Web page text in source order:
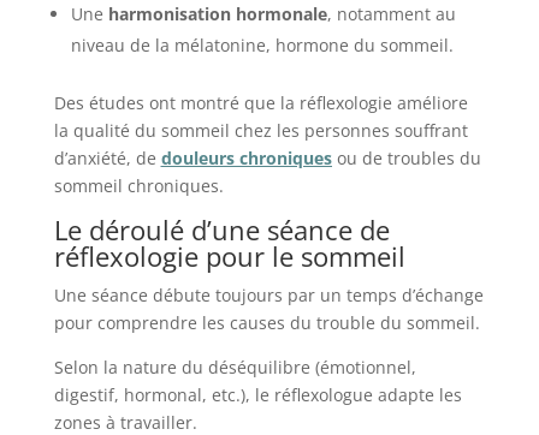
Une harmonisation hormonale, notamment au
niveau de la mélatonine, hormone du sommeil.
Des études ont montré que la réflexologie améliore
la qualité du sommeil chez les personnes souffrant
d’anxiété, de douleurs chroniquesou de troubles du
sommeil chroniques.
Le déroulé d’une séance de
réflexologie pour le sommeil
Une séance débute toujours par un temps d’échange
pour comprendre les causes du trouble du sommeil.
Selon la nature du déséquilibre (émotionnel,
digestif, hormonal, etc.), le réflexologue adapte les
zones à travailler.